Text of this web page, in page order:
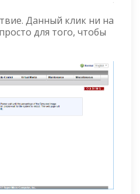
Данный клик ни на
для того, чтобы